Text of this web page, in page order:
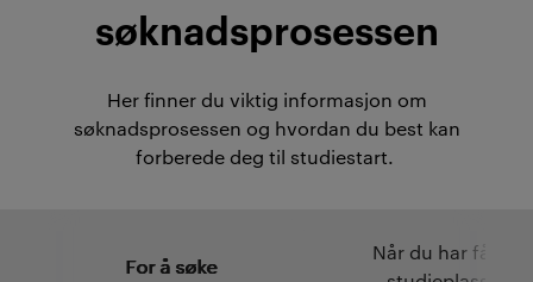
søknadsprosessen
Her finner du viktig informasjon om
søknadsprosessen og hvordan du best kan
forberede deg til studiestart.
For å søke
Når du har fått